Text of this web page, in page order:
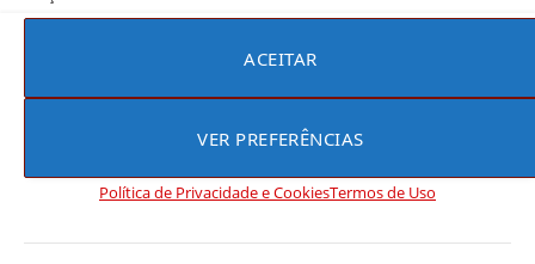
ACEITAR
VER PREFERÊNCIAS
Política de Privacidade e CookiesTermos de Uso
Estreias para Curtir na Netflix e Viki
Não perca as melhores recomendações dos
viki Rakutene naNetflix.